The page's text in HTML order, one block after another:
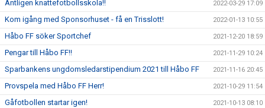
Äntligen knattefotbollsskola!! 2022-03-29 17:09
Kom igång med Sponsorhuset - få en Trisslott! 2022-01-13 10:55
Håbo FF söker Sportchef 2021-12-20 18:59
Pengar till Håbo FF!! 2021-11-29 10:24
Sparbankens ungdomsledarstipendium 2021 till Håbo FF 2021-11-16 20:45
Provspela med Håbo FF Herr! 2021-10-29 11:54
Gåfotbollen startar igen! 2021-10-13 08:10